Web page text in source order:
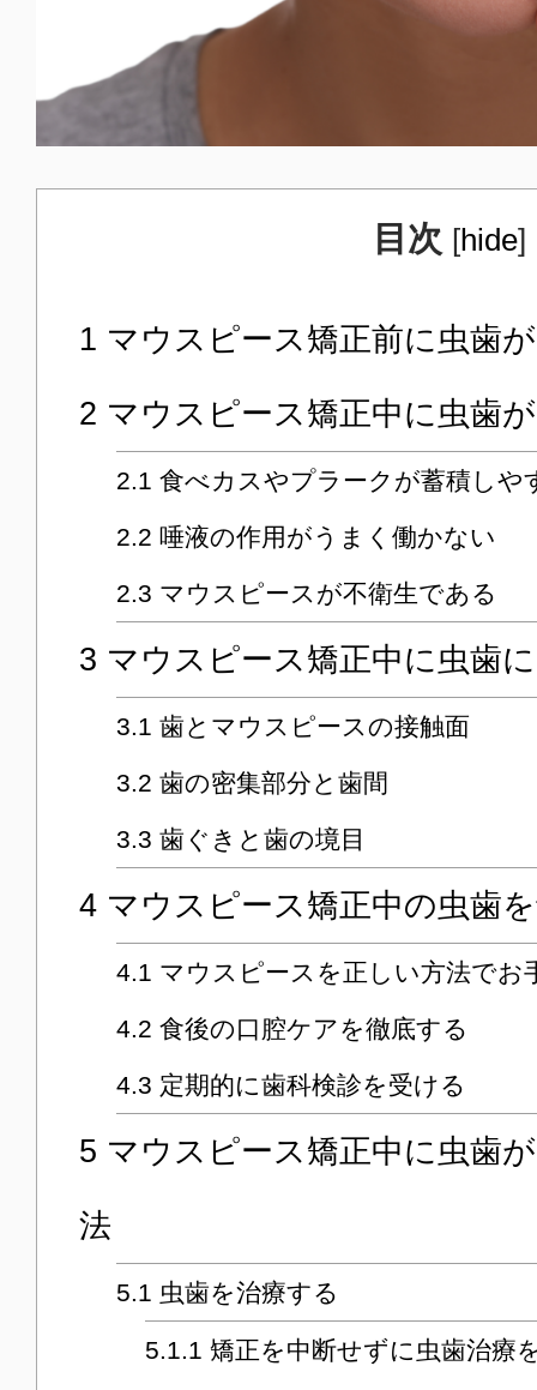
目次 [hide]
1 マウスピース矯正前に虫歯
2 マウスピース矯正中に虫歯
2.1 食べカスやプラークが蓄積しや
2.2 唾液の作用がうまく働かない
2.3 マウスピースが不衛生である
3 マウスピース矯正中に虫歯
3.1 歯とマウスピースの接触面
3.2 歯の密集部分と歯間
3.3 歯ぐきと歯の境目
4 マウスピース矯正中の虫歯
4.1 マウスピースを正しい方法でお
4.2 食後の口腔ケアを徹底する
4.3 定期的に歯科検診を受ける
5 マウスピース矯正中に虫歯
法
5.1 虫歯を治療する
5.1.1 矯正を中断せずに虫歯治療